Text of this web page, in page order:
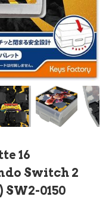
16
Switch 2
0150